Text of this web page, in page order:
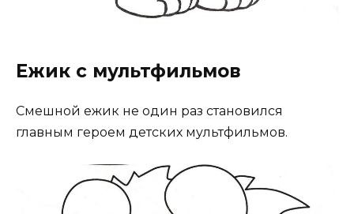
Ежик с мультфильмов
Смешной ежик не один раз становился
главным героем детских мультфильмов.